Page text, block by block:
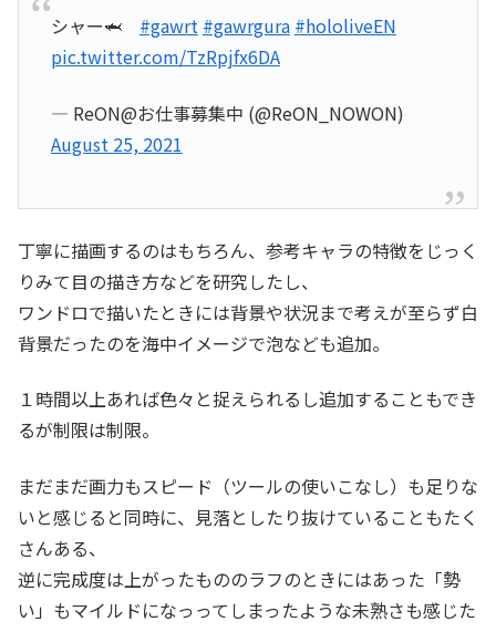
シャー🦈 #gawrt #gawrgura #hololiveEN
pic.twitter.com/TzRpjfx6DA
— ReON@お仕事募集中 (@ReON_NOWON)
August 25, 2021
丁寧に描画するのはもちろん、参考キャラの特徴をじっく
りみて目の描き方などを研究したし、
ワンドロで描いたときには背景や状況まで考えが至らず白
背景だったのを海中イメージで泡なども追加。
１時間以上あれば色々と捉えられるし追加することもでき
るが制限は制限。
まだまだ画力もスピード（ツールの使いこなし）も足りな
いと感じると同時に、見落としたり抜けていることもたく
さんある、
逆に完成度は上がったもののラフのときにはあった「勢
い」もマイルドになっってしまったような未熟さも感じた